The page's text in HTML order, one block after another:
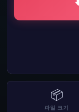
📦
파일 크기